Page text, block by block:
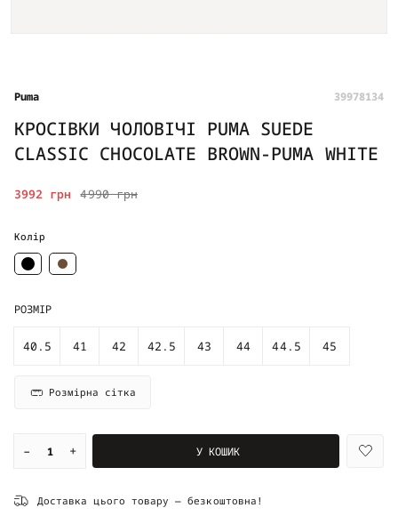
Puma 39978134
КРОСІВКИ ЧОЛОВІЧІ PUMA SUEDE
CLASSIC CHOCOLATE BROWN-PUMA WHITE
4990 грн
3992 грн
Колір
РОЗМІР
40.5 41 42 42.5 43 44 44.5 45
Розмірна сітка
– + У КОШИК
Доставка цього товару — безкоштовна!